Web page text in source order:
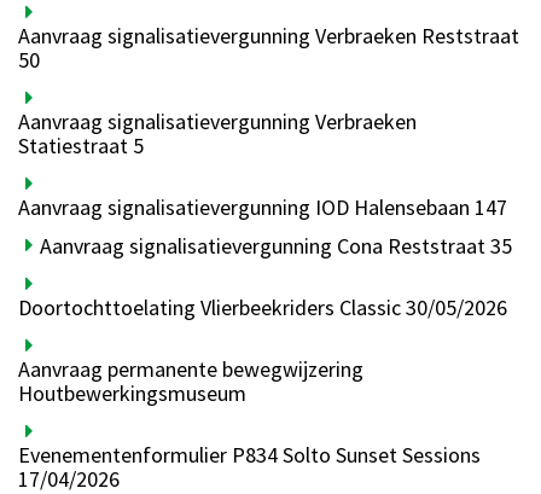
Aanvraag signalisatievergunning Verbraeken Reststraat
50
Aanvraag signalisatievergunning Verbraeken
Statiestraat 5
Aanvraag signalisatievergunning IOD Halensebaan 147
Aanvraag signalisatievergunning Cona Reststraat 35
Doortochttoelating Vlierbeekriders Classic 30/05/2026
Aanvraag permanente bewegwijzering
Houtbewerkingsmuseum
Evenementenformulier P834 Solto Sunset Sessions
17/04/2026